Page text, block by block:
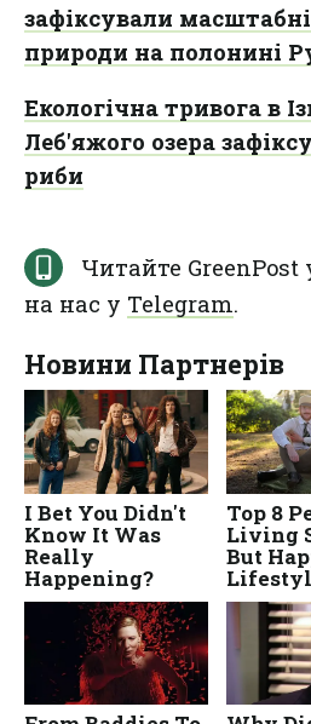
зафіксували
природи на полонині
Екологічна тривога в
Леб'яжого озера
риби
Читайте GreenPost
на нас у Telegram.